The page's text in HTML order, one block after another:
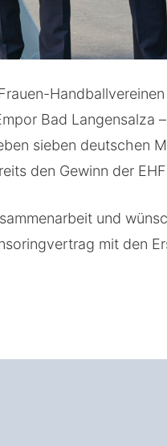
Bad
sieben deutschen
den Gewinn der
und
mit den